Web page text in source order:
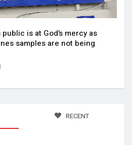
is at God’s mercy as
samples are not being
RECENT